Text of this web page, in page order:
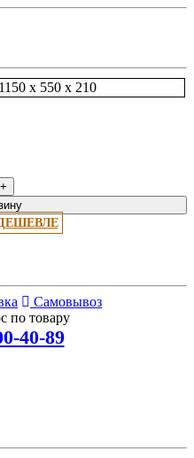
1150 х 550 х 210
+
Самовывоз
по товару
40-89